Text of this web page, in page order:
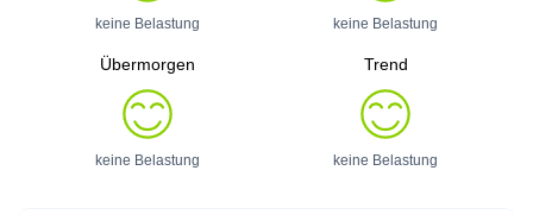
keine Belastung keine Belastung
Übermorgen
keine Belastung
Trend
keine Belastung